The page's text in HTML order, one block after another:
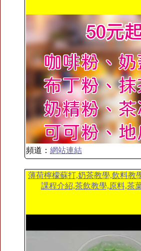
頻道： 網站連結
薄荷檸檬蘇打,奶茶教學,飲料教
課程介紹,茶飲教學,原料,茶